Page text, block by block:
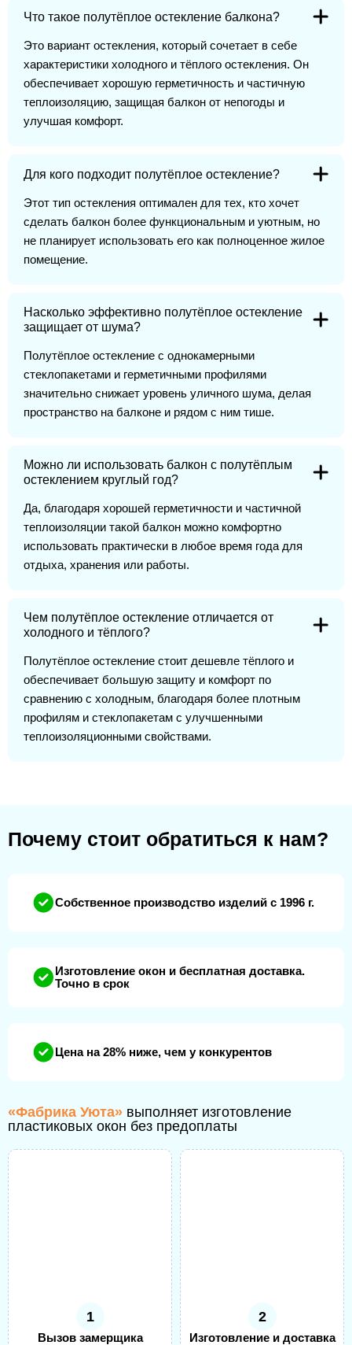
Что такое полутёплое остекление балкона?
Это вариант остекления, который сочетает в себе
характеристики холодного и тёплого остекления. Он
обеспечивает хорошую герметичность и частичную
теплоизоляцию, защищая балкон от непогоды и
улучшая комфорт.
Для кого подходит полутёплое остекление?
Этот тип остекления оптимален для тех, кто хочет
сделать балкон более функциональным и уютным, но
не планирует использовать его как полноценное жилое
помещение.
Насколько эффективно полутёплое остекление
защищает от шума?
Полутёплое остекление с однокамерными
стеклопакетами и герметичными профилями
значительно снижает уровень уличного шума, делая
пространство на балконе и рядом с ним тише.
Можно ли использовать балкон с полутёплым
остеклением круглый год?
Да, благодаря хорошей герметичности и частичной
теплоизоляции такой балкон можно комфортно
использовать практически в любое время года для
отдыха, хранения или работы.
Чем полутёплое остекление отличается от
холодного и тёплого?
Полутёплое остекление стоит дешевле тёплого и
обеспечивает большую защиту и комфорт по
сравнению с холодным, благодаря более плотным
профилям и стеклопакетам с улучшенными
теплоизоляционными свойствами.
Почему стоит обратиться к нам?
Собственное производство изделий с 1996 г.
Изготовление окон и бесплатная доставка.
Точно в срок
Цена на 28% ниже, чем у конкурентов
«Фабрика Уюта» выполняет изготовление
пластиковых окон без предоплаты
1
Вызов замерщика
2
Изготовление и доставка